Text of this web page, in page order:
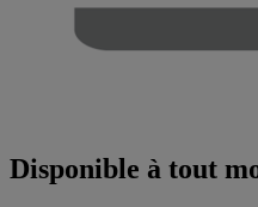
Disponible à tout